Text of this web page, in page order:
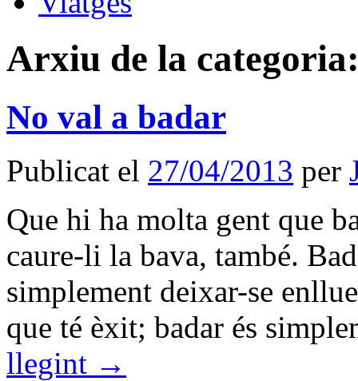
Arxiu de la
No val a badar
Publicat el 27/04/2013 per
Que hi ha molta gent que
caure-li la bava, també.
simplement deixar-se
que té èxit; badar és
llegint →